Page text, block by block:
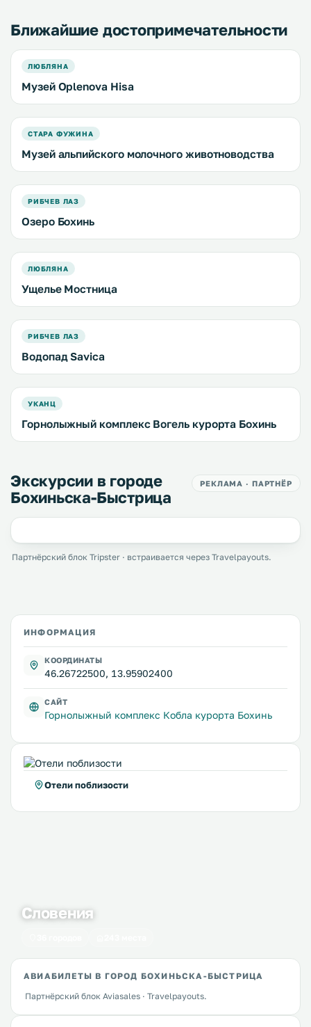
Ближайшие достопримечательности
ЛЮБЛЯНА
Музей Oplenova Hisa
СТАРА ФУЖИНА
Музей альпийского молочного животноводства
РИБЧЕВ ЛАЗ
Озеро Бохинь
ЛЮБЛЯНА
Ущелье Мостница
РИБЧЕВ ЛАЗ
Водопад Savica
УКАНЦ
Горнолыжный комплекс Вогель курорта Бохинь
Экскурсии в городе
Бохиньска-Быстрица
РЕКЛАМА · ПАРТНЁР
Партнёрский блок Tripster · встраивается через Travelpayouts.
ИНФОРМАЦИЯ
КООРДИНАТЫ
46.26722500, 13.95902400
САЙТ
Горнолыжный комплекс Кобла курорта Бохинь
Отели поблизости
Словения
АВИАБИЛЕТЫ В ГОРОД БОХИНЬСКА-БЫСТРИЦА
Партнёрский блок Aviasales · Travelpayouts.